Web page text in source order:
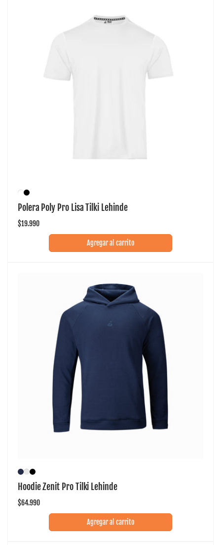
Polera Poly Pro Lisa Tilki Lehinde
Precio
$19.990
Agregar al carrito
Hoodie Zenit Pro Tilki Lehinde
Precio
$64.990
Agregar al carrito